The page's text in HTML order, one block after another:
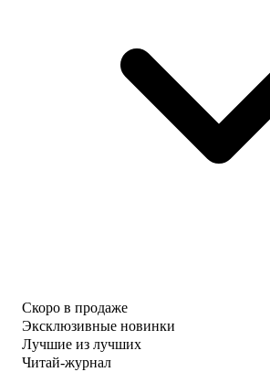
Скоро в продаже
Эксклюзивные новинки
Лучшие из лучших
Читай-журнал